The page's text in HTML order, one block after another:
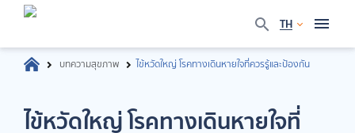
TH
บทความสุขภาพ ไข้หวัดใหญ่ โรคทางเดินหายใจที่ควรรู้และป้องกัน
ไข้หวัดใหญ่ โรคทางเดินหายใจที่